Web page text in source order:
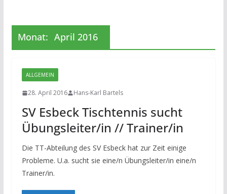
Monat: April 2016
ALLGEMEIN
28. April 2016 Hans-Karl Bartels
SV Esbeck Tischtennis sucht
Übungsleiter/in // Trainer/in
Die TT-Abteilung des SV Esbeck hat zur Zeit einige
Probleme. U.a. sucht sie eine/n Übungsleiter/in eine/n
Trainer/in.